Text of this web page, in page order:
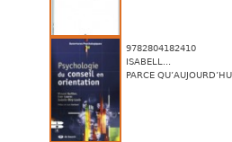
9782804182410
ISABELL...
PARCE